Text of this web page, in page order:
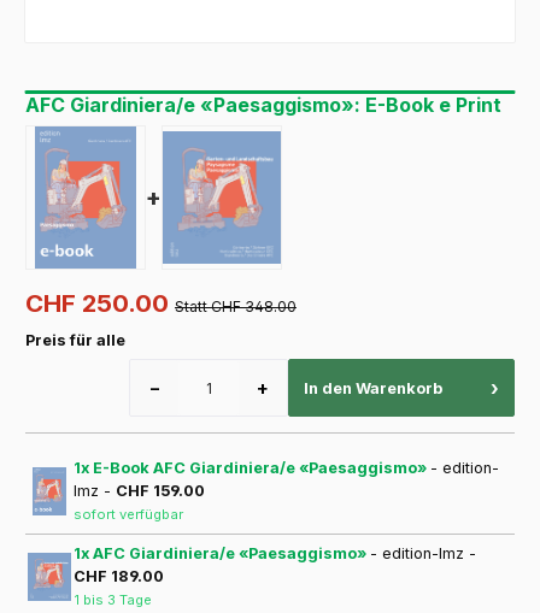
AFC Giardiniera/e «Paesaggismo»: E-Book e Print
+
CHF 250.00 Statt CHF 348.00
Preis für alle
− + In den Warenkorb ›
1x E-Book AFC Giardiniera/e «Paesaggismo» - edition-
lmz - CHF 159.00
sofort verfügbar
1x AFC Giardiniera/e «Paesaggismo» - edition-lmz -
CHF 189.00
1 bis 3 Tage